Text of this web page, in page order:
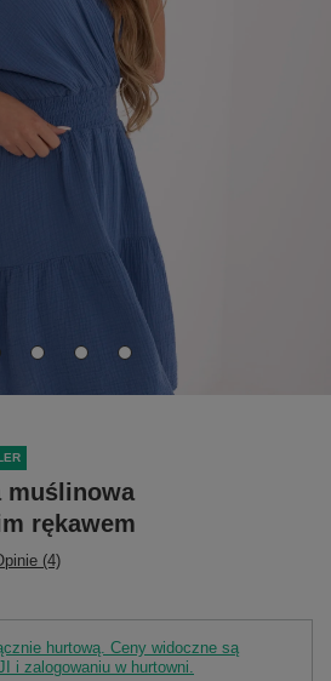
muślinowa
rękawem
(4)
hurtową. Ceny widoczne są
i zalogowaniu w hurtowni.